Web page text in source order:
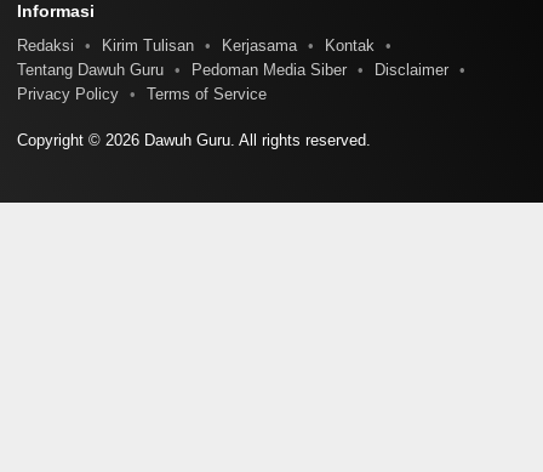
Informasi
Redaksi Kirim Tulisan Kerjasama
Kontak
Tentang Dawuh Guru
Pedoman Media Siber
Disclaimer
Privacy Policy
Terms of Service
Copyright © 2026 Dawuh Guru. All rights reserved.